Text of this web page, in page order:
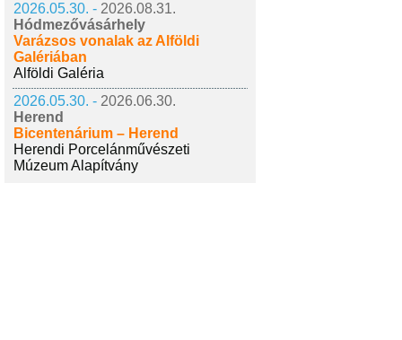
2026.05.30. - 2026.08.31.
Hódmezővásárhely
Varázsos vonalak az Alföldi
Galériában
Alföldi Galéria
2026.05.30. - 2026.06.30.
Herend
Bicentenárium – Herend
Herendi Porcelánművészeti
Múzeum Alapítvány